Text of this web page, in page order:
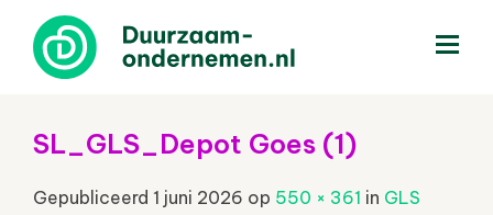
SL_GLS_Depot Goes (1)
Gepubliceerd 1 juni 2026 op 550 × 361 in GLS